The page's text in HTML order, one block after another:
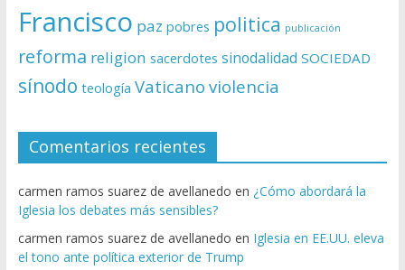
Francisco paz pobres politica publicación
reforma religion sacerdotes sinodalidad SOCIEDAD
sínodo teología Vaticano violencia
Comentarios recientes
carmen ramos suarez de avellanedo en ¿Cómo abordará la
Iglesia los debates más sensibles?
carmen ramos suarez de avellanedo en Iglesia en EE.UU. eleva
el tono ante política exterior de Trump